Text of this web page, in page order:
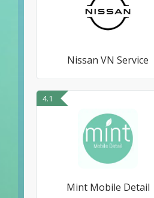
Nissan VN Service
4.1
Mint Mobile Detail